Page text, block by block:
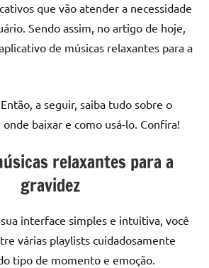
que vão atender a necessidade
Sendo assim, no artigo de hoje,
de músicas relaxantes para a
a seguir, saiba tudo sobre o
onde baixar e como usá-lo. Confira!
relaxantes para a
gravidez
interface simples e intuitiva, você
várias playlists cuidadosamente
tipo de momento e emoção.